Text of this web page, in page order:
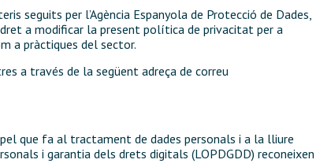
seguits per l’Agència Espanyola de Protecció de Dades,
a modificar la present política de privacitat per a
a pràctiques del sector.
a través de la següent adreça de correu
que fa al tractament de dades personals i a la lliure
i garantia dels drets digitals (LOPDGDD) reconeixen